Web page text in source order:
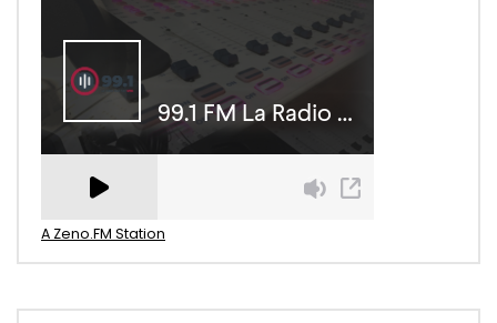
A Zeno.FM Station